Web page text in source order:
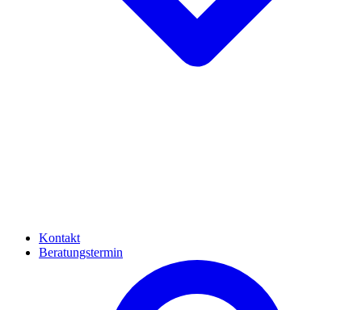
Kontakt
Beratungstermin